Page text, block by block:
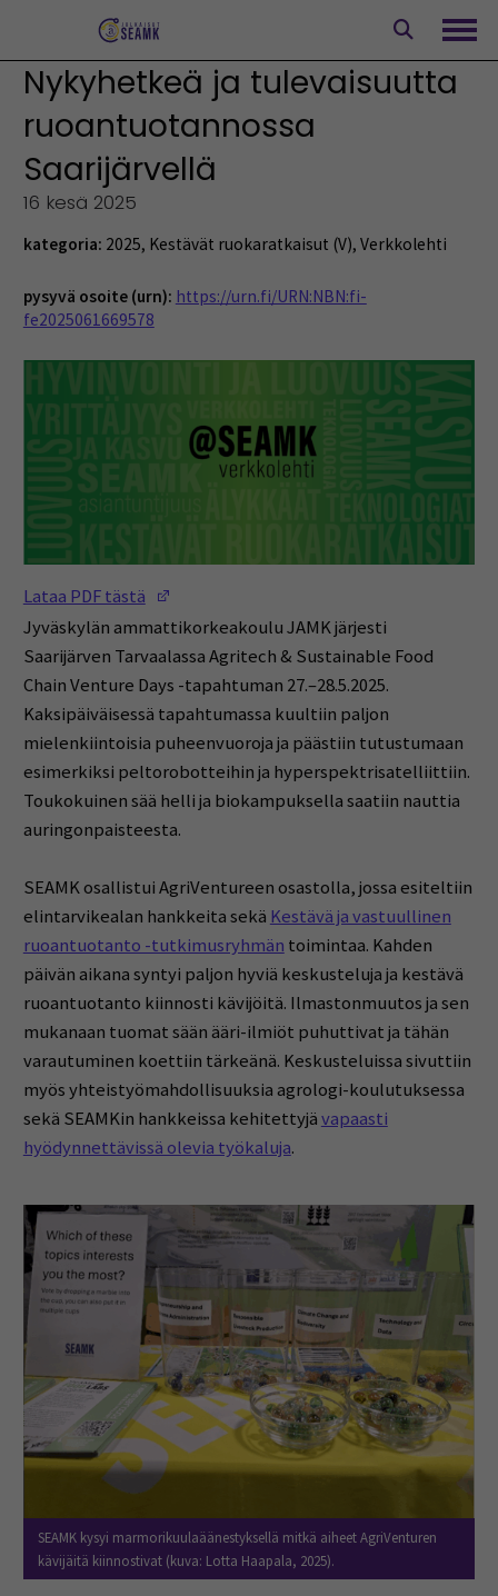
Nykyhetkeä ja tulevaisuutta
ruoantuotannossa
Saarijärvellä
16 kesä 2025
kategoria: 2025, Kestävät ruokaratkaisut (V), Verkkolehti
pysyvä osoite (urn): https://urn.fi/URN:NBN:fi-
fe2025061669578
Lataa PDF tästä
Jyväskylän ammattikorkeakoulu JAMK järjesti
Saarijärven Tarvaalassa Agritech & Sustainable Food
Chain Venture Days -tapahtuman 27.–28.5.2025.
Kaksipäiväisessä tapahtumassa kuultiin paljon
mielenkiintoisia puheenvuoroja ja päästiin tutustumaan
esimerkiksi peltorobotteihin ja hyperspektrisatelliittiin.
Toukokuinen sää helli ja biokampuksella saatiin nauttia
auringonpaisteesta.
SEAMK osallistui AgriVentureen osastolla, jossa esiteltiin
elintarvikealan hankkeita sekä Kestävä ja vastuullinen
ruoantuotanto -tutkimusryhmän toimintaa. Kahden
päivän aikana syntyi paljon hyviä keskusteluja ja kestävä
ruoantuotanto kiinnosti kävijöitä. Ilmastonmuutos ja sen
mukanaan tuomat sään ääri-ilmiöt puhuttivat ja tähän
varautuminen koettiin tärkeänä. Keskusteluissa sivuttiin
myös yhteistyömahdollisuuksia agrologi-koulutuksessa
sekä SEAMKin hankkeissa kehitettyjävapaasti
hyödynnettävissä olevia työkaluja.
SEAMK kysyi marmorikuulaäänestyksellä mitkä aiheet AgriVenturen
kävijäitä kiinnostivat (kuva: Lotta Haapala, 2025).